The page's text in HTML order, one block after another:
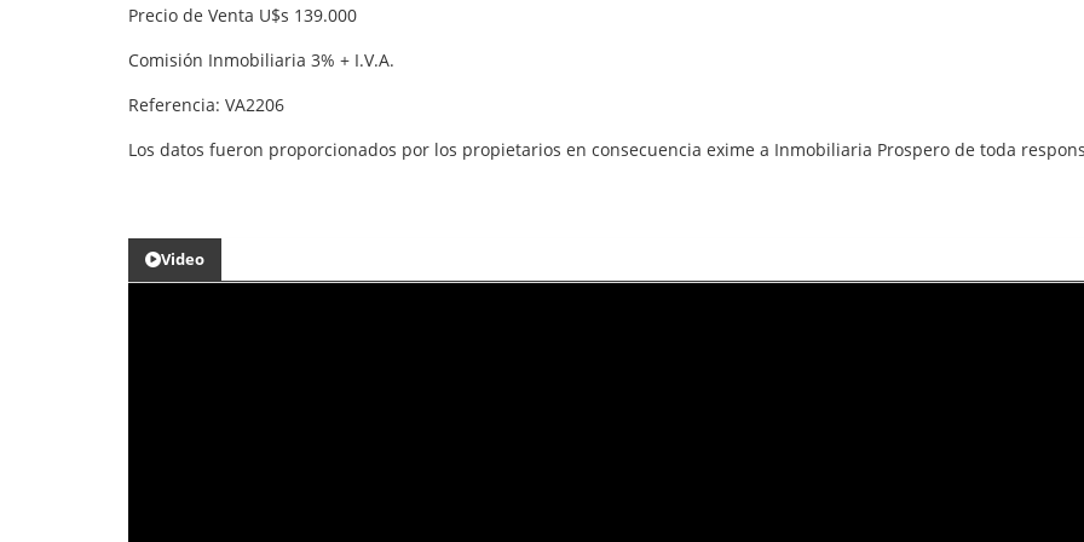
Precio de Venta U$s 139.000
Comisión Inmobiliaria 3% + I.V.A.
Referencia: VA2206
Los datos fueron proporcionados por los propietarios en consecuencia exime a Inmobiliaria Prospero de toda
Video